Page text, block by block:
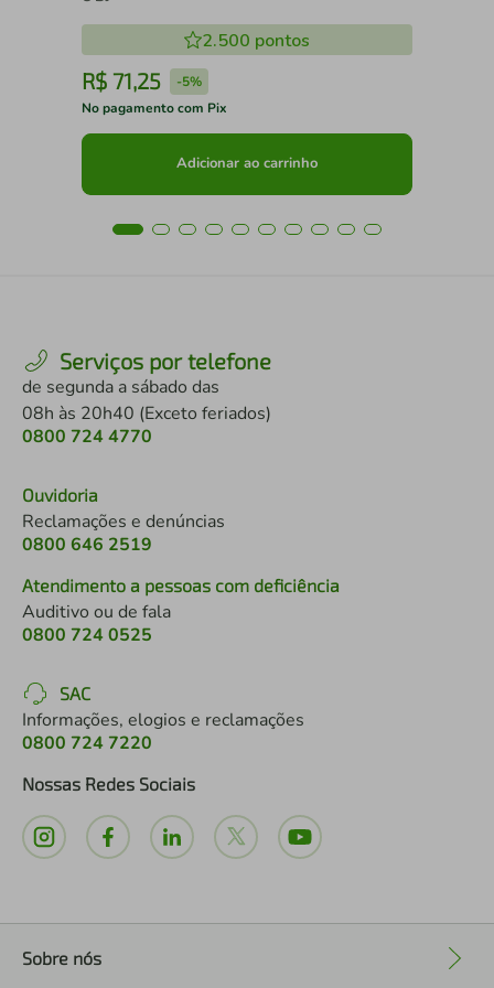
2.500 pontos
R$ 71,25 -5%
No pagamento com Pix
Adicionar ao carrinho
Serviços por telefone
de segunda a sábado das
08h às 20h40 (Exceto feriados)
0800 724 4770
Ouvidoria
Reclamações e denúncias
0800 646 2519
Atendimento a pessoas com deficiência
Auditivo ou de fala
0800 724 0525
SAC
Informações, elogios e reclamações
0800 724 7220
Nossas Redes Sociais
Sobre nós